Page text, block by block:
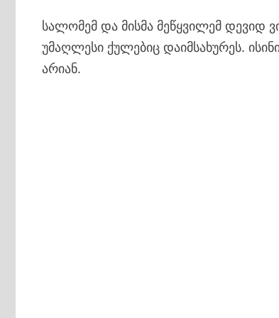
სალომემ და მისმა მეწყვილემ დევიდ
უმაღლესი ქულებიც დაიმსახურეს.
არიან.